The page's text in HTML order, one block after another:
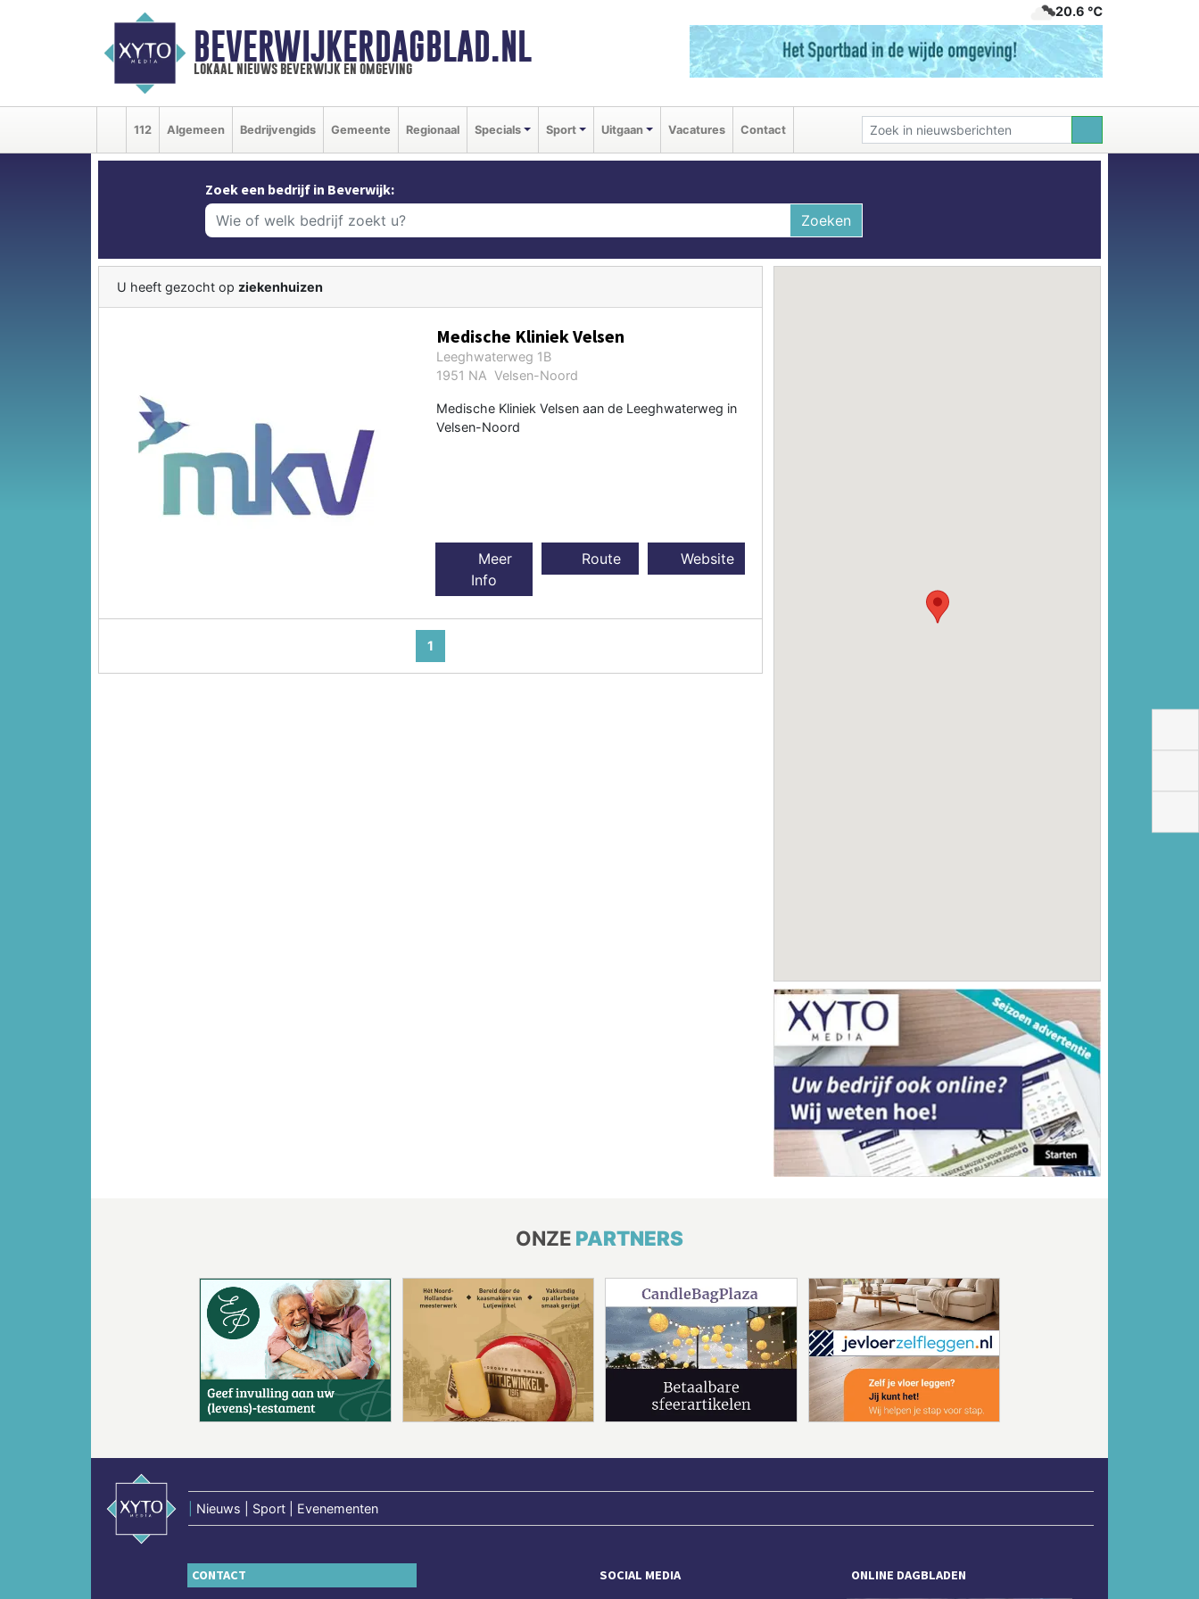
BEVERWIJKERDAGBLAD.NL
lokaal nieuws beverwijk en omgeving
20.6 ℃
112 Algemeen Bedrijvengids Gemeente Regionaal Specials Sport Uitgaan Vacatures Contact
Zoek een bedrijf in Beverwijk:
Zoeken
U heeft gezocht op ziekenhuizen
Medische Kliniek Velsen
Leeghwaterweg 1B
1951 NA Velsen-Noord
Medische Kliniek Velsen aan de Leeghwaterweg in
Velsen-Noord
Meer
Info
Route Website
1
ONZE PARTNERS
Nieuws | Sport | Evenementen
CONTACT SOCIAL MEDIA ONLINE DAGBLADEN